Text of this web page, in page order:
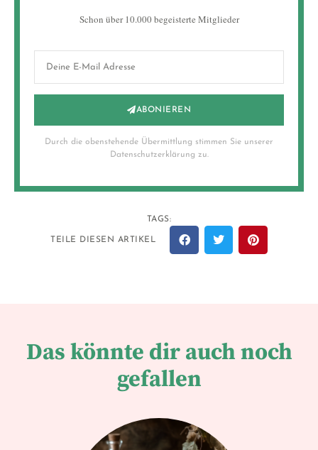
Schon über 10.000 begeisterte Mitglieder
ABONIEREN
Durch die obenstehende Übermittlung stimmen Sie unserer
Datenschutzerklärung zu.
TAGS:
TEILE DIESEN ARTIKEL
Das könnte dir auch noch
gefallen